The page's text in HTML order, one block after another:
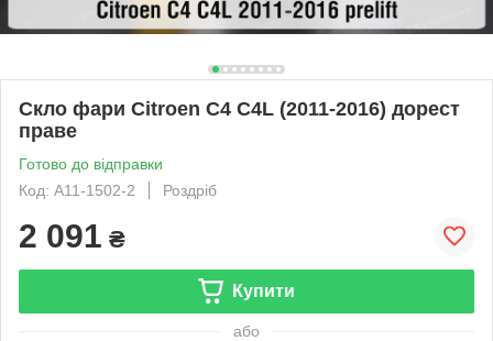
Скло фари Citroen C4 C4L (2011-2016) дорест
праве
Готово до відправки
Код: A11-1502-2
Роздріб
2 091 ₴
Купити
або